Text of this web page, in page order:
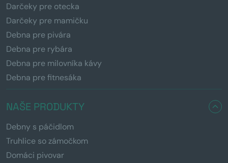
Darčeky pre otecka
Darčeky pre mamičku
Debna pre pivára
Debna pre rybára
Debna pre milovníka kávy
Debna pre fitnesáka
NAŠE PRODUKTY
Debny s páčidlom
Truhlice so zámočkom
Domáci pivovar